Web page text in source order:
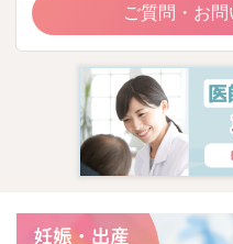
ご質問・お